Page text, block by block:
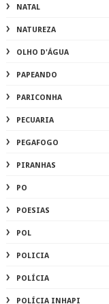
NATAL
NATUREZA
OLHO D'ÁGUA
PAPEANDO
PARICONHA
PECUARIA
PEGAFOGO
PIRANHAS
PO
POESIAS
POL
POLICIA
POLÍCIA
POLÍCIA INHAPI